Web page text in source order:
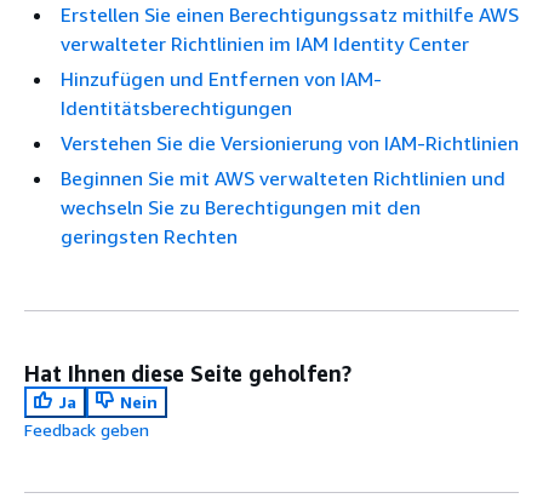
Erstellen Sie einen Berechtigungssatz mithilfe AWS
verwalteter Richtlinien im IAM Identity Center
Hinzufügen und Entfernen von IAM-
Identitätsberechtigungen
Verstehen Sie die Versionierung von IAM-Richtlinien
Beginnen Sie mit AWS verwalteten Richtlinien und
wechseln Sie zu Berechtigungen mit den
geringsten Rechten
Hat Ihnen diese Seite geholfen?
Ja
Nein
Feedback geben